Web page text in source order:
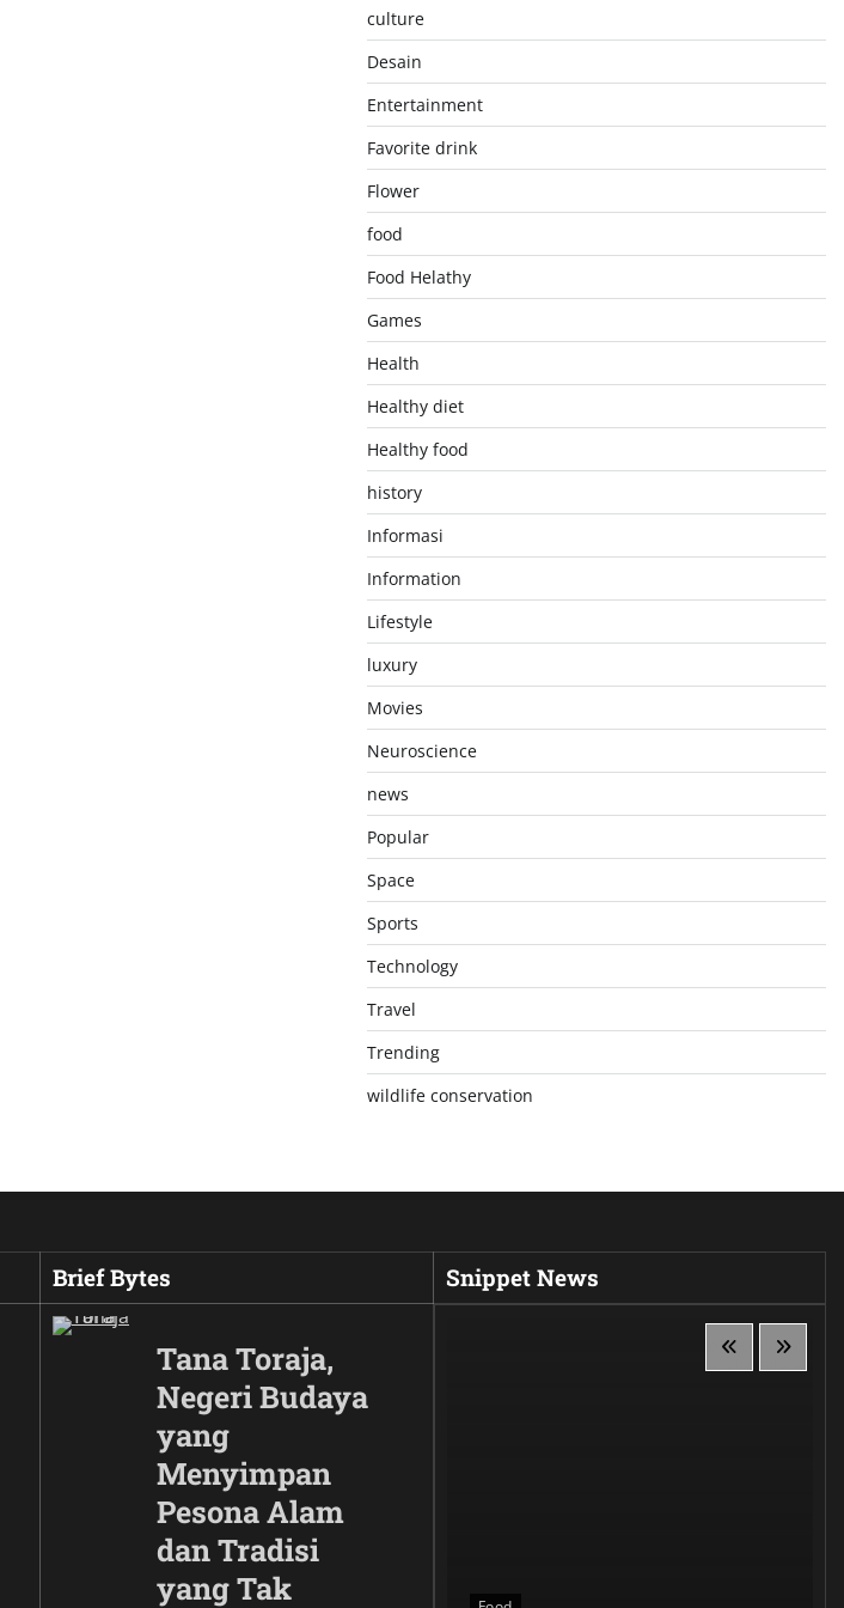
culture
Desain
Entertainment
Favorite drink
Flower
food
Food Helathy
Games
Health
Healthy diet
Healthy food
history
Informasi
Information
Lifestyle
luxury
Movies
Neuroscience
news
Popular
Space
Sports
Technology
Travel
Trending
wildlife conservation
Brief Bytes
Tana Toraja,
Negeri Budaya
yang
Menyimpan
Pesona Alam
dan Tradisi
yang Tak
Snippet News
Wujud Garuda dalam Siluet,